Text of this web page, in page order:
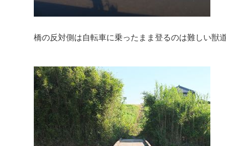
橋の反対側は自転車に乗ったまま登るのは難しい獣